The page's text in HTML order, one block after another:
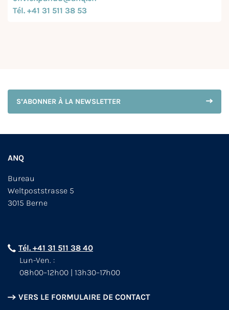
Tél. +41 31 511 38 53
S’ABONNER À LA NEWSLETTER
ANQ
Bureau
Weltpoststrasse 5
3015 Berne
Tél. +41 31 511 38 40
Lun-Ven. :
08h00–12h00 | 13h30–17h00
VERS LE FORMULAIRE DE CONTACT